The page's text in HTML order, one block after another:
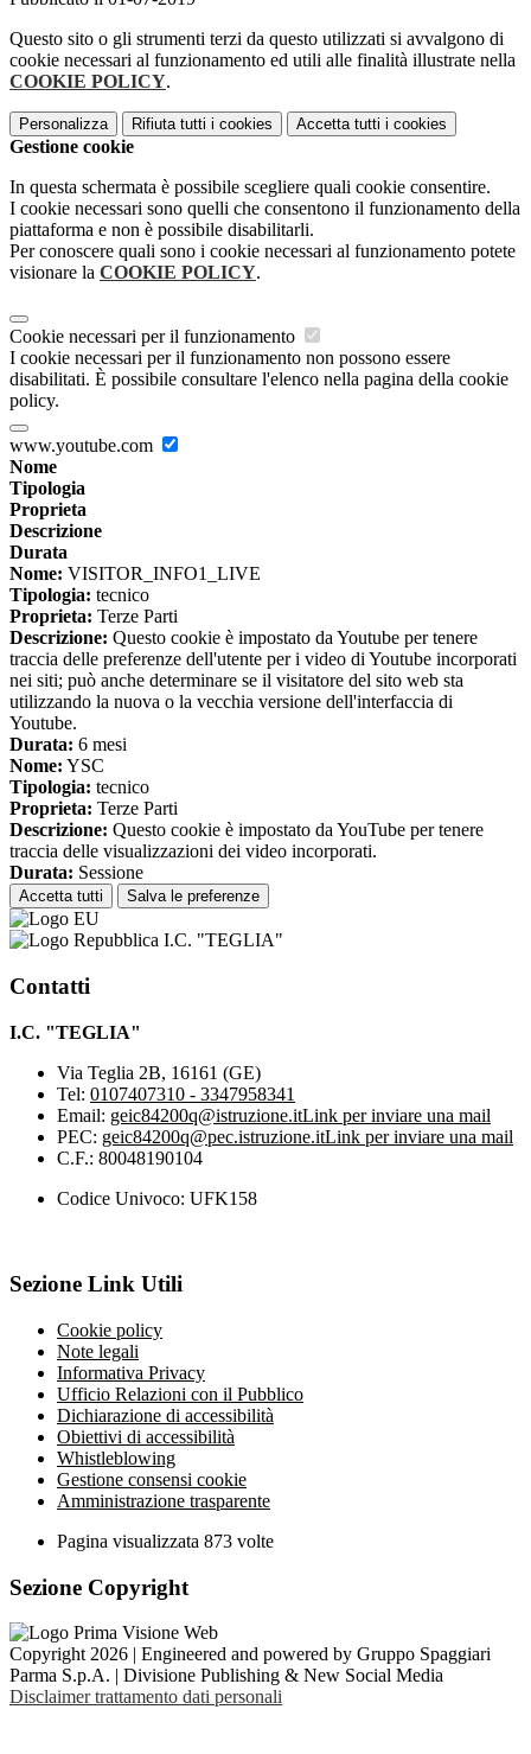
Questo sito o gli strumenti terzi da questo utilizzati si avvalgono di
cookie necessari al funzionamento ed utili alle finalità illustrate nella
COOKIE POLICY.
Personalizza Rifiuta tutti i cookies Accetta tutti i cookies
Gestione cookie
In questa schermata è possibile scegliere quali cookie consentire.
I cookie necessari sono quelli che consentono il funzionamento della
piattaforma e non è possibile disabilitarli.
Per conoscere quali sono i cookie necessari al funzionamento potete
visionare la COOKIE POLICY.
Cookie necessari per il funzionamento
I cookie necessari per il funzionamento non possono essere
disabilitati. È possibile consultare l'elenco nella pagina della cookie
policy.
www.youtube.com
Nome
Tipologia
Proprieta
Descrizione
Durata
Nome: VISITOR_INFO1_LIVE
Tipologia: tecnico
Proprieta: Terze Parti
Descrizione: Questo cookie è impostato da Youtube per tenere
traccia delle preferenze dell'utente per i video di Youtube incorporati
nei siti; può anche determinare se il visitatore del sito web sta
utilizzando la nuova o la vecchia versione dell'interfaccia di
Youtube.
Durata: 6 mesi
Nome: YSC
Tipologia: tecnico
Proprieta: Terze Parti
Descrizione: Questo cookie è impostato da YouTube per tenere
traccia delle visualizzazioni dei video incorporati.
Durata: Sessione
Accetta tutti Salva le preferenze
I.C. "TEGLIA"
Contatti
I.C. "TEGLIA"
Via Teglia 2B, 16161 (GE)
Tel: 0107407310 - 3347958341
Email: geic84200q@istruzione.itLink per inviare una mail
PEC: geic84200q@pec.istruzione.itLink per inviare una mail
C.F.: 80048190104
Codice Univoco: UFK158
Sezione Link Utili
Cookie policy
Note legali
Informativa Privacy
Ufficio Relazioni con il Pubblico
Dichiarazione di accessibilità
Obiettivi di accessibilità
Whistleblowing
Gestione consensi cookie
Amministrazione trasparente
Pagina visualizzata 873 volte
Sezione Copyright
Copyright 2026 | Engineered and powered by Gruppo Spaggiari
Parma S.p.A. | Divisione Publishing & New Social Media
Disclaimer trattamento dati personali